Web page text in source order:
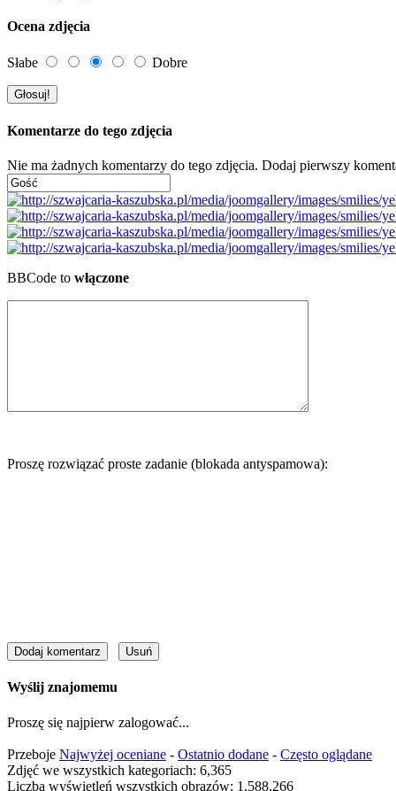
Ocena zdjęcia
Słabe Dobre
Komentarze do tego zdjęcia
Nie ma żadnych komentarzy do tego zdjęcia. Dodaj pierwszy
BBCode to włączone
Proszę rozwiązać proste zadanie (blokada antyspamowa):
Wyślij znajomemu
Proszę się najpierw zalogować...
Przeboje Najwyżej oceniane - Ostatnio dodane - Często oglądane
Zdjęć we wszystkich kategoriach: 6,365
Liczba wyświetleń wszystkich obrazów: 1,588,266